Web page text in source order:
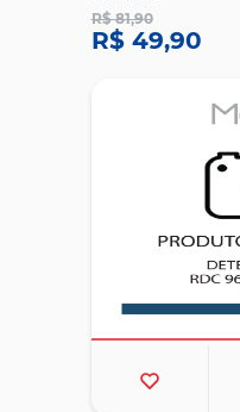
R$ 81,90
R$ 49,90